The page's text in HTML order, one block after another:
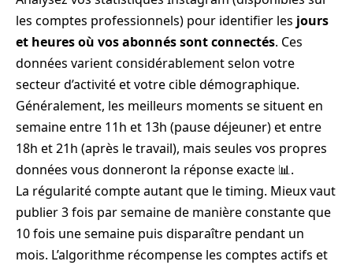
les comptes professionnels) pour identifier les jours
et heures où vos abonnés sont connectés. Ces
données varient considérablement selon votre
secteur d’activité et votre cible démographique.
Généralement, les meilleurs moments se situent en
semaine entre 11h et 13h (pause déjeuner) et entre
18h et 21h (après le travail), mais seules vos propres
données vous donneront la réponse exacte 📊.
La régularité compte autant que le timing. Mieux vaut
publier 3 fois par semaine de manière constante que
10 fois une semaine puis disparaître pendant un
mois. L’algorithme récompense les comptes actifs et